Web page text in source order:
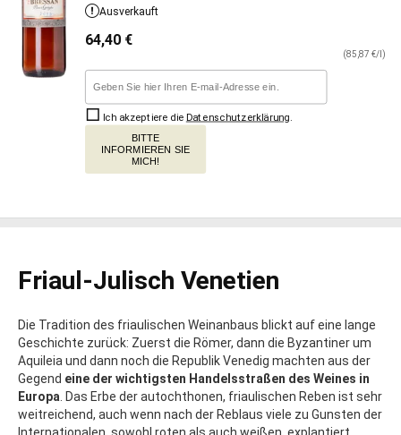
Ausverkauft
64,40 €
(85,87 €/l)
Ich akzeptiere die Datenschutzerklärung
BITTE
INFORMIEREN SIE
MICH!
Friaul-Julisch Venetien
Die Tradition des friaulischen Weinanbaus blickt auf eine lange
Geschichte zurück: Zuerst die Römer, dann die Byzantiner um
Aquileia und dann noch die Republik Venedig machten aus der
Gegend eine der wichtigsten Handelsstraßen des Weines in
Europa. Das Erbe der autochthonen, friaulischen Reben ist sehr
weitreichend, auch wenn nach der Reblaus viele zu Gunsten der